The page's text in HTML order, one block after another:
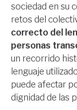
sociedad en su
retos del
correcto del
personas
un recorrido
lenguaje
puede afectar
dignidad de las